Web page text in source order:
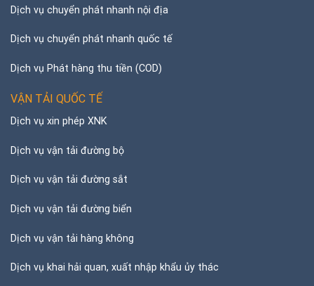
Dịch vụ chuyển phát nhanh nội địa
Dịch vụ chuyển phát nhanh quốc tế
Dịch vụ Phát hàng thu tiền (COD)
VẬN TẢI QUỐC TẾ
Dịch vụ xin phép XNK
Dịch vụ vận tải đường bộ
Dịch vụ vận tải đường sắt
Dịch vụ vận tải đường biển
Dịch vụ vận tải hàng không
Dịch vụ khai hải quan, xuất nhập khẩu ủy thác